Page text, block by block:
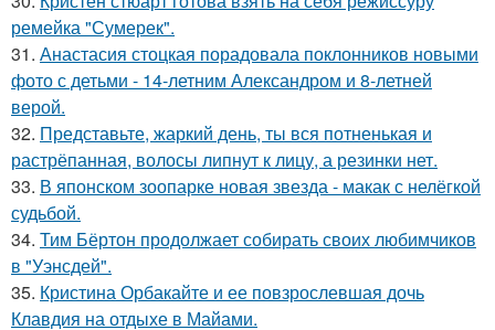
ремейка "Сумерек".
31. Анастасия стоцкая порадовала поклонников новыми
фото с детьми - 14-летним Александром и 8-летней
верой.
32. Представьте, жаркий день, ты вся потненькая и
растрёпанная, волосы липнут к лицу, а резинки нет.
33. В японском зоопарке новая звезда - макак с нелёгкой
судьбой.
34. Тим Бёртон продолжает собирать своих любимчиков
в "Уэнсдей".
35. Кристина Орбакайте и ее повзрослевшая дочь
Клавдия на отдыхе в Майами.